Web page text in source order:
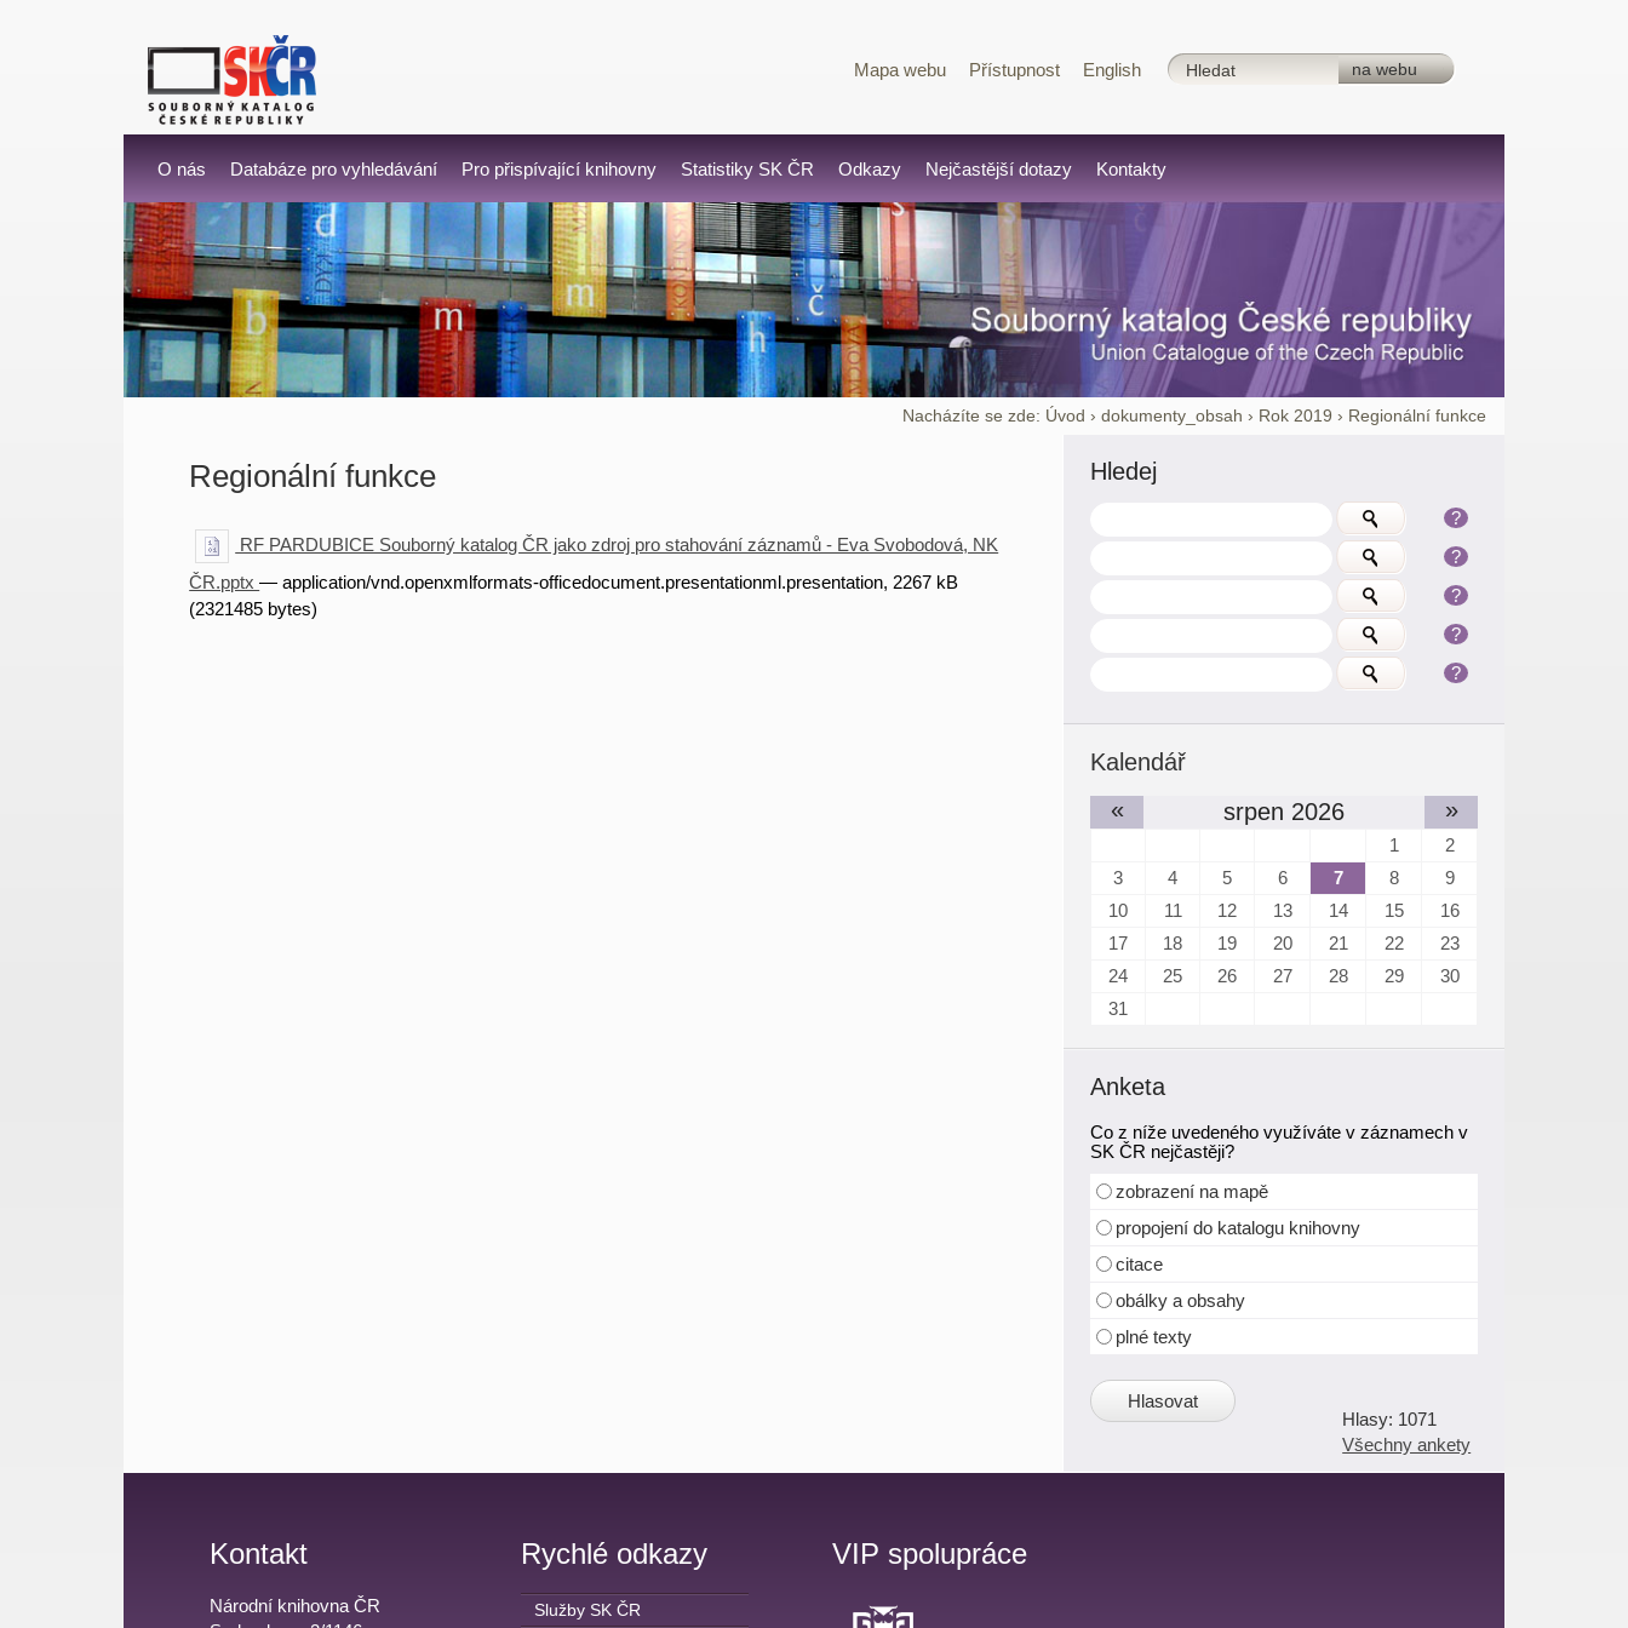
Mapa webu Přístupnost English
O nás Databáze pro vyhledávání Pro přispívající knihovny Statistiky SK ČR Odkazy Nejčastější dotazy Kontakty
Nacházíte se zde: Úvod ›dokumenty_obsah › Rok 2019 › Regionální funkce
Regionální funkce
RF PARDUBICE Souborný katalog ČR jako zdroj pro stahování záznamů - Eva Svobodová, NK
ČR.pptx— application/vnd.openxmlformats-officedocument.presentationml.presentation, 2267 kB
(2321485 bytes)
Hledej
?
?
?
?
?
Kalendář
«
srpen 2026 »
1
2
3
4 5 6 7 8
9
10
11 12 13 14 15
16
17
18 19 20 21 22
23
24
25 26 27 28 29
30
31
Anketa
Co z níže uvedeného využíváte v záznamech v
SK ČR nejčastěji?
zobrazení na mapě
propojení do katalogu knihovny
citace
obálky a obsahy
plné texty
1071
Všechny ankety
Kontakt
Národní knihovna ČR
Rychlé odkazy
Služby SK ČR
VIP spolupráce